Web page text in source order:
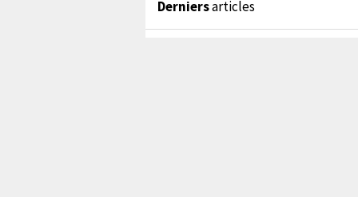
Derniersarticles